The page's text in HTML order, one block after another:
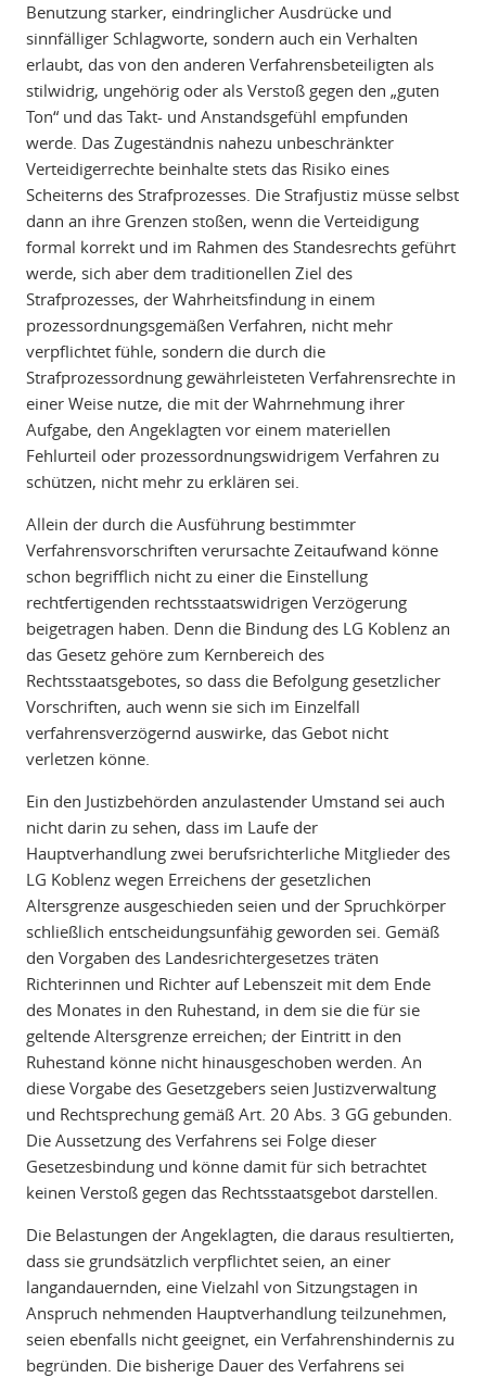
Benutzung starker, eindringlicher Ausdrücke und
sinnfälliger Schlagworte, sondern auch ein Verhalten
erlaubt, das von den anderen Verfahrensbeteiligten als
stilwidrig, ungehörig oder als Verstoß gegen den „guten
Ton“ und das Takt- und Anstandsgefühl empfunden
werde. Das Zugeständnis nahezu unbeschränkter
Verteidigerrechte beinhalte stets das Risiko eines
Scheiterns des Strafprozesses. Die Strafjustiz müsse selbst
dann an ihre Grenzen stoßen, wenn die Verteidigung
formal korrekt und im Rahmen des Standesrechts geführt
werde, sich aber dem traditionellen Ziel des
Strafprozesses, der Wahrheitsfindung in einem
prozessordnungsgemäßen Verfahren, nicht mehr
verpflichtet fühle, sondern die durch die
Strafprozessordnung gewährleisteten Verfahrensrechte in
einer Weise nutze, die mit der Wahrnehmung ihrer
Aufgabe, den Angeklagten vor einem materiellen
Fehlurteil oder prozessordnungswidrigem Verfahren zu
schützen, nicht mehr zu erklären sei.
Allein der durch die Ausführung bestimmter
Verfahrensvorschriften verursachte Zeitaufwand könne
schon begrifflich nicht zu einer die Einstellung
rechtfertigenden rechtsstaatswidrigen Verzögerung
beigetragen haben. Denn die Bindung des LG Koblenz an
das Gesetz gehöre zum Kernbereich des
Rechtsstaatsgebotes, so dass die Befolgung gesetzlicher
Vorschriften, auch wenn sie sich im Einzelfall
verfahrensverzögernd auswirke, das Gebot nicht
verletzen könne.
Ein den Justizbehörden anzulastender Umstand sei auch
nicht darin zu sehen, dass im Laufe der
Hauptverhandlung zwei berufsrichterliche Mitglieder des
LG Koblenz wegen Erreichens der gesetzlichen
Altersgrenze ausgeschieden seien und der Spruchkörper
schließlich entscheidungsunfähig geworden sei. Gemäß
den Vorgaben des Landesrichtergesetzes träten
Richterinnen und Richter auf Lebenszeit mit dem Ende
des Monates in den Ruhestand, in dem sie die für sie
geltende Altersgrenze erreichen; der Eintritt in den
Ruhestand könne nicht hinausgeschoben werden. An
diese Vorgabe des Gesetzgebers seien Justizverwaltung
und Rechtsprechung gemäß Art. 20 Abs. 3 GG gebunden.
Die Aussetzung des Verfahrens sei Folge dieser
Gesetzesbindung und könne damit für sich betrachtet
keinen Verstoß gegen das Rechtsstaatsgebot darstellen.
Die Belastungen der Angeklagten, die daraus resultierten,
dass sie grundsätzlich verpflichtet seien, an einer
langandauernden, eine Vielzahl von Sitzungstagen in
Anspruch nehmenden Hauptverhandlung teilzunehmen,
seien ebenfalls nicht geeignet, ein Verfahrenshindernis zu
begründen. Die bisherige Dauer des Verfahrens sei